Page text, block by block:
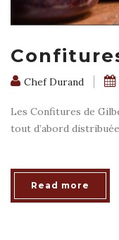
Chef Durand
Les Confitures de
tout d’abord
Read more